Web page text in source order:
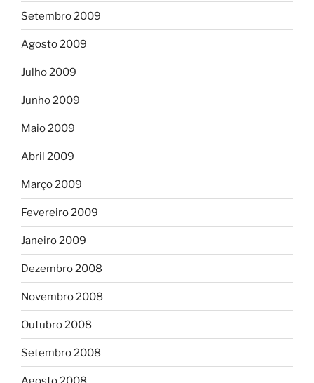
Setembro 2009
Agosto 2009
Julho 2009
Junho 2009
Maio 2009
Abril 2009
Março 2009
Fevereiro 2009
Janeiro 2009
Dezembro 2008
Novembro 2008
Outubro 2008
Setembro 2008